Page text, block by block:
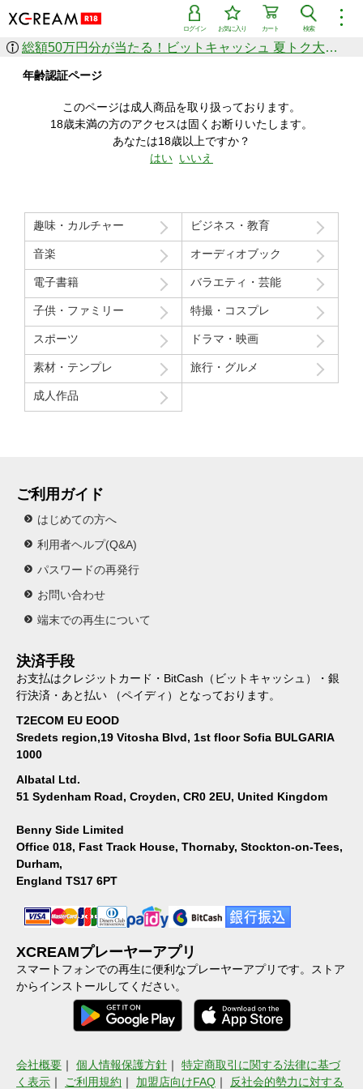
︙
検索
カート
お気に入り
ログイン
作品を探す
ジャンル
シリーズ
人気のセール中商品
新着セール中商品
すべての作品から探す
価格の安い順
価格の高い順
月間ランキング
年間ランキング
総額50万円分が当たる！ビットキャッシュ 夏トク大感謝祭
年齢認証ページ
このページは成人商品を取り扱っております。
18歳未満の方のアクセスは固くお断りいたします。
あなたは18歳以上ですか？
はい いいえ
趣味・カルチャー ビジネス・教育
音楽 オーディオブック
電子書籍 バラエティ・芸能
子供・ファミリー 特撮・コスプレ
スポーツ ドラマ・映画
素材・テンプレ 旅行・グルメ
成人作品
ご利用ガイド
はじめての方へ
利用者ヘルプ(Q&A)
パスワードの再発行
お問い合わせ
端末での再生について
決済手段
お支払はクレジットカード・BitCash（ビットキャッシュ）・銀
行決済・あと払い （ペイディ）となっております。
T2ECOM EU EOOD
Sredets region,19 Vitosha Blvd, 1st floor Sofia BULGARIA
1000
Albatal Ltd.
51 Sydenham Road, Croyden, CR0 2EU, United Kingdom
Benny Side Limited
Office 018, Fast Track House, Thornaby, Stockton-on-Tees,
Durham,
England TS17 6PT
XCREAMプレーヤーアプリ
スマートフォンでの再生に便利なプレーヤーアプリです。ストア
からインストールしてください。
会社概要 ｜ 個人情報保護方針 ｜ 特定商取引に関する法律に基づ
く表示 ｜ ご利用規約 ｜ 加盟店向けFAQ ｜ 反社会的勢力に対する